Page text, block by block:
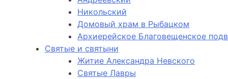
Никольский
Домовый храм в Рыбацком
Архиерейское Благовещенское
Святые и святыни
Житие Александра Невского
Святые Лавры